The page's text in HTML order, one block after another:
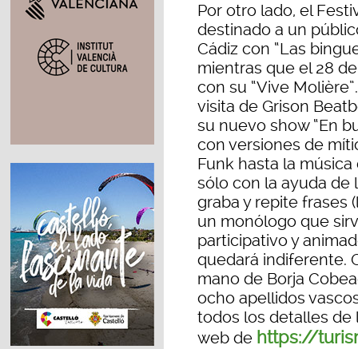
Por otro lado, el
destinado a un
Cádiz con “Las
mientras que el 28
con su “Vive
visita de Grison
su nuevo show “En
con versiones de
Funk hasta la
sólo con la ayuda de
graba y repite frases
un monólogo que
participativo y
quedará indiferente.
mano de Borja
ocho apellidos
todos los detalles de
web de https://